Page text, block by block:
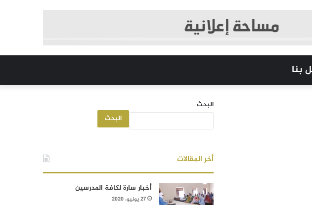
بنا
البحث
البحث
أخر المقالات
أخبار سارة لكافة المدرسين
27 يونيو، 2020